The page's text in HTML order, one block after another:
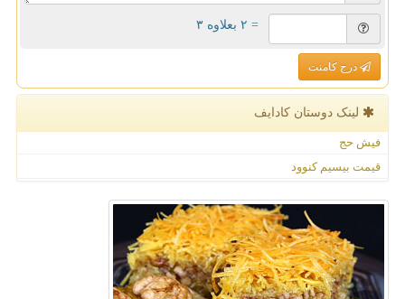
= ۲ بعلاوه ۳
درج کامنت
لینک دوستان كادایف
فیش حج
قیمت بیسیم کنوود